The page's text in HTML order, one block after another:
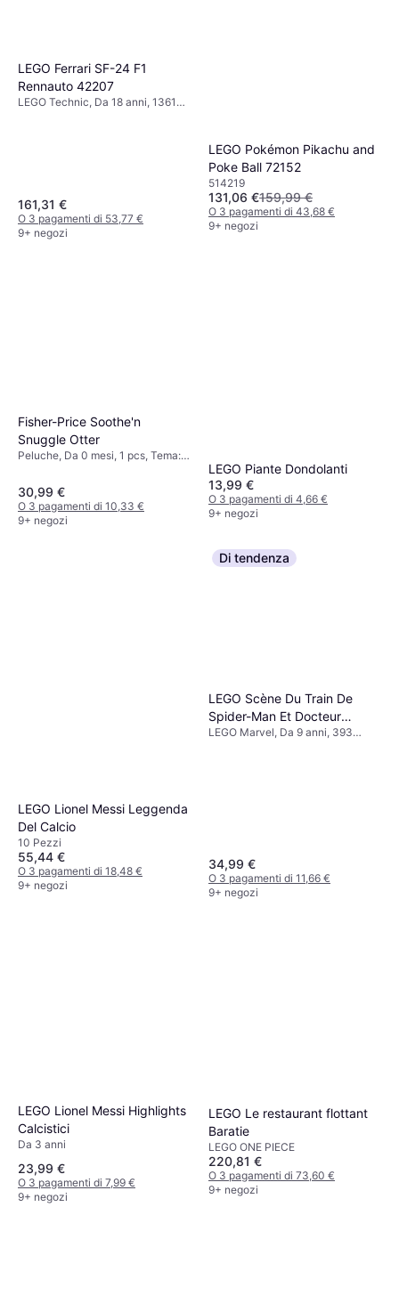
LEGO Ferrari SF-24 F1
Rennauto 42207
LEGO Technic, Da 18 anni, 1361
161,31 €
O 3 pagamenti di 53,77 €
9+ negozi
LEGO Pokémon Pikachu and
Poke Ball 72152
514219
131,06 €159,99 €
O 3 pagamenti di 43,68 €
9+ negozi
Fisher-Price Soothe'n
Snuggle Otter
Peluche, Da 0 mesi, 1 pcs, Tema:
30,99 €
O 3 pagamenti di 10,33 €
9+ negozi
LEGO Piante Dondolanti
13,99 €
O 3 pagamenti di 4,66 €
9+ negozi
LEGO Lionel Messi Leggenda
Del Calcio
10 Pezzi
55,44 €
O 3 pagamenti di 18,48 €
9+ negozi
Di tendenza
LEGO Scène Du Train De
Spider-Man Et Docteur
Octopus
LEGO Marvel, Da 9 anni, 393
34,99 €
O 3 pagamenti di 11,66 €
9+ negozi
LEGO Lionel Messi Highlights
Calcistici
Da 3 anni
23,99 €
O 3 pagamenti di 7,99 €
9+ negozi
LEGO Le restaurant flottant
Baratie
LEGO ONE PIECE
220,81 €
O 3 pagamenti di 73,60 €
9+ negozi